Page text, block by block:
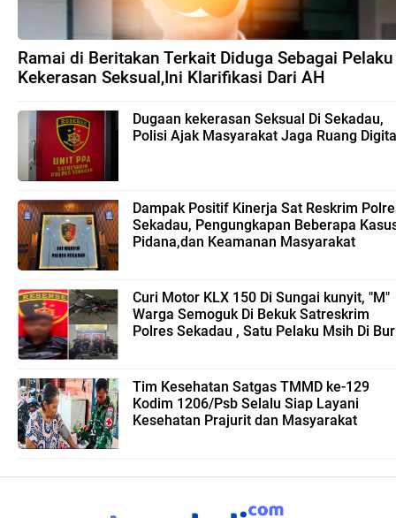
Ramai di Beritakan Terkait Diduga Sebagai Pelaku
Kekerasan Seksual,Ini Klarifikasi Dari AH
Dugaan kekerasan Seksual Di Sekadau,
Polisi Ajak Masyarakat Jaga Ruang
Dampak Positif Kinerja Sat Reskrim
Sekadau, Pengungkapan Beberapa
Pidana,dan Keamanan Masyarakat
Curi Motor KLX 150 Di Sungai kunyit, "M"
Warga Semoguk Di Bekuk Satreskrim
Polres Sekadau , Satu Pelaku Msih Di
Tim Kesehatan Satgas TMMD ke-129
Kodim 1206/Psb Selalu Siap Layani
Kesehatan Prajurit dan Masyarakat